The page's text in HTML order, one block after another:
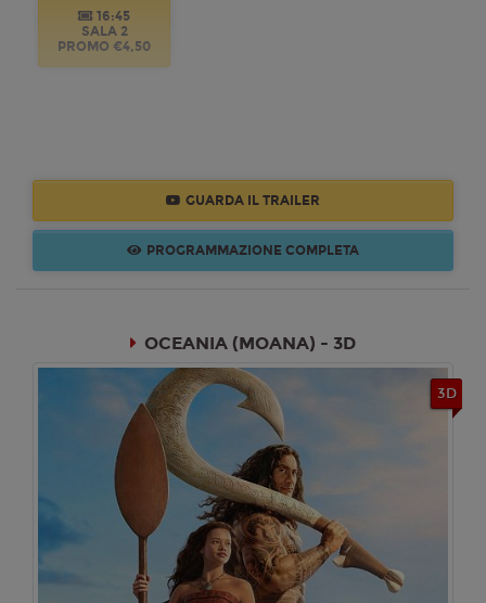
16:45
SALA 2
PROMO €4,50
GUARDA IL TRAILER
PROGRAMMAZIONE COMPLETA
OCEANIA (MOANA) - 3D
3D